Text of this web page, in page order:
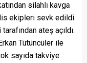
silahlı kavga
ekipleri sevk edildi
ateş açıldı.
Tütüncüler ile
sayıda takviye